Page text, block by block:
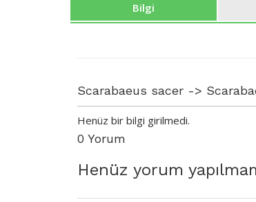
Bilgi
Scarabaeus sacer ->
Henüz bir bilgi girilmedi.
0 Yorum
Henüz yorum